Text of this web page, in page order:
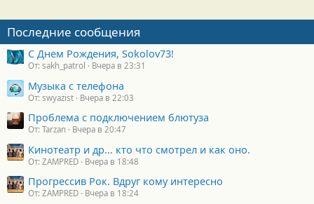
Последние сообщения
С Днем Рождения, Sokolov73!
От: sakh_patrol Вчера в 23:31
Музыка с телефона
От: swyazist Вчера в 22:03
Проблема с подключением блютуза
От: Tarzan Вчера в 20:47
Кинотеатр и др... кто что смотрел и как оно.
От: ZAMPRED Вчера в 18:48
Прогрессив Рок. Вдруг кому интересно
От: ZAMPRED Вчера в 18:24